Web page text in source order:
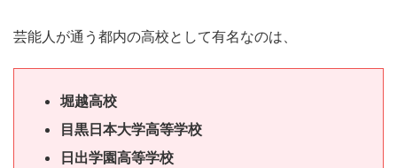
芸能人が通う都内の高校として有名なのは、
堀越高校
目黒日本大学高等学校
日出学園高等学校